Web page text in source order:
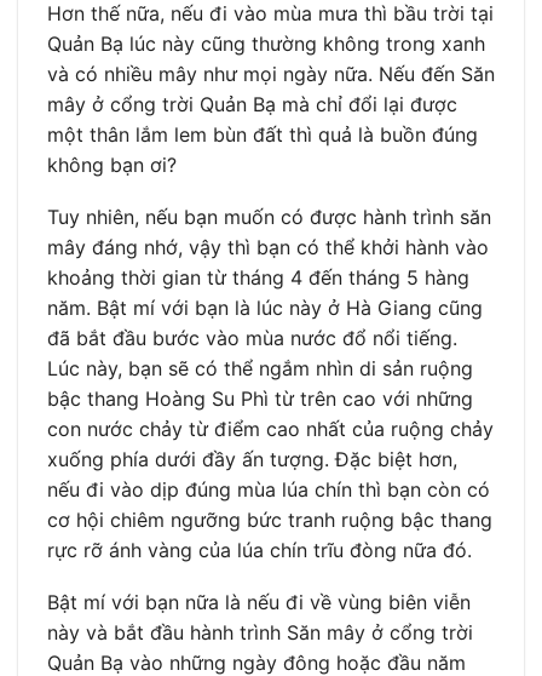
Hơn thế nữa, nếu đi vào mùa mưa thì bầu trời tại
Quản Bạ lúc này cũng thường không trong xanh
và có nhiều mây như mọi ngày nữa. Nếu đến Săn
mây ở cổng trời Quản Bạ mà chỉ đổi lại được
một thân lắm lem bùn đất thì quả là buồn đúng
không bạn ơi?
Tuy nhiên, nếu bạn muốn có được hành trình săn
mây đáng nhớ, vậy thì bạn có thể khởi hành vào
khoảng thời gian từ tháng 4 đến tháng 5 hàng
năm. Bật mí với bạn là lúc này ở Hà Giang cũng
đã bắt đầu bước vào mùa nước đổ nổi tiếng.
Lúc này, bạn sẽ có thể ngắm nhìn di sản ruộng
bậc thang Hoàng Su Phì từ trên cao với những
con nước chảy từ điểm cao nhất của ruộng chảy
xuống phía dưới đầy ấn tượng. Đặc biệt hơn,
nếu đi vào dịp đúng mùa lúa chín thì bạn còn có
cơ hội chiêm ngưỡng bức tranh ruộng bậc thang
rực rỡ ánh vàng của lúa chín trĩu đòng nữa đó.
Bật mí với bạn nữa là nếu đi về vùng biên viễn
này và bắt đầu hành trình Săn mây ở cổng trời
Quản Bạ vào những ngày đông hoặc đầu năm